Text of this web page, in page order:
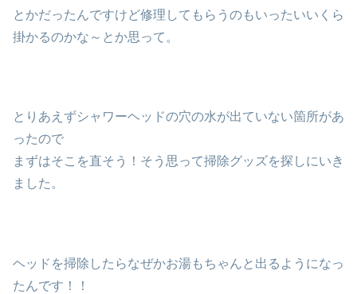
とかだったんですけど修理してもらうのもいったいいくら
掛かるのかな～とか思って。
とりあえずシャワーヘッドの穴の水が出ていない箇所があ
ったので
まずはそこを直そう！そう思って掃除グッズを探しにいき
ました。
ヘッドを掃除したらなぜかお湯もちゃんと出るようになっ
たんです！！